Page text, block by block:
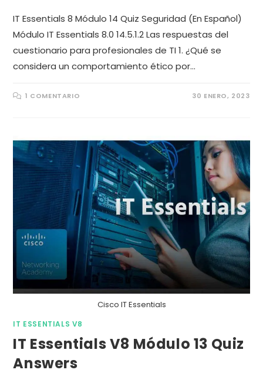
IT Essentials 8 Módulo 14 Quiz Seguridad (En Español)
Módulo IT Essentials 8.0 14.5.1.2 Las respuestas del
cuestionario para profesionales de TI 1. ¿Qué se
considera un comportamiento ético por…
1 COMENTARIO 30 ENERO, 2023
Cisco IT Essentials
IT ESSENTIALS V8
IT Essentials V8 Módulo 13 Quiz
Answers